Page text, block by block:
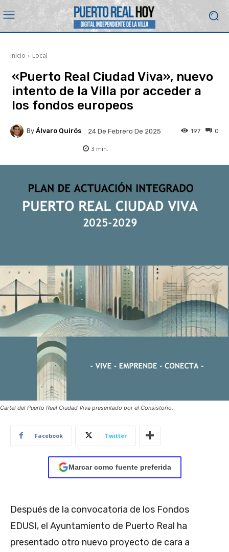
Inicio Local
«Puerto Real Ciudad Viva», nuevo
intento de la Villa por acceder a
los fondos europeos
By Álvaro Quirós 24 De Febrero De 2025 0
197
3 min.
Cartel del Puerto Real Ciudad Viva presentado por el Consistorio.
Facebook Twitter
Marcar como fuente preferida
Después de la convocatoria de los Fondos
EDUSI, el Ayuntamiento de Puerto Real ha
presentado otro nuevo proyecto de cara a